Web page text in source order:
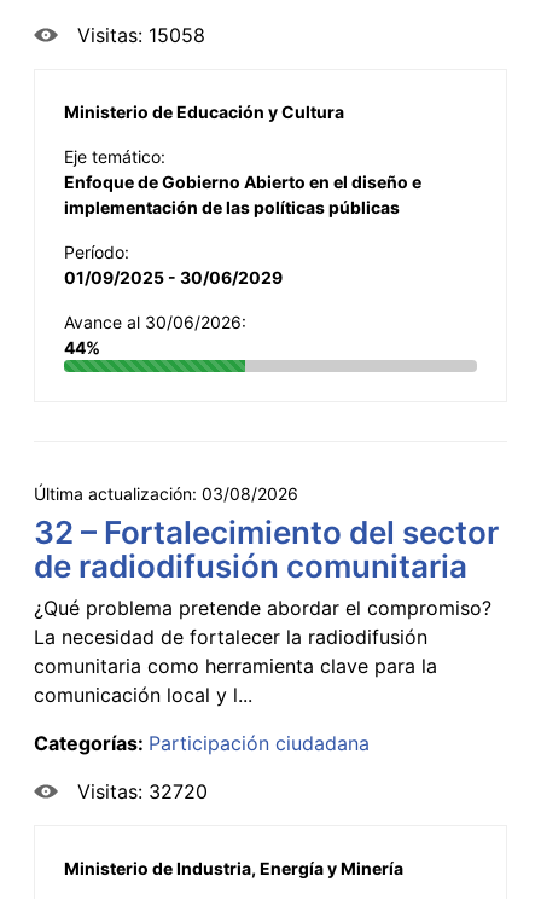
Visitas: 15058
Ministerio de Educación y Cultura
Eje temático:
Enfoque de Gobierno Abierto en el diseño e
implementación de las políticas públicas
Período:
01/09/2025 - 30/06/2029
Avance al 30/06/2026:
44%
Última actualización: 03/08/2026
32 – Fortalecimiento del sector
de radiodifusión comunitaria
¿Qué problema pretende abordar el compromiso?
La necesidad de fortalecer la radiodifusión
comunitaria como herramienta clave para la
comunicación local y l...
Categorías: Participación ciudadana
Visitas: 32720
Ministerio de Industria, Energía y Minería